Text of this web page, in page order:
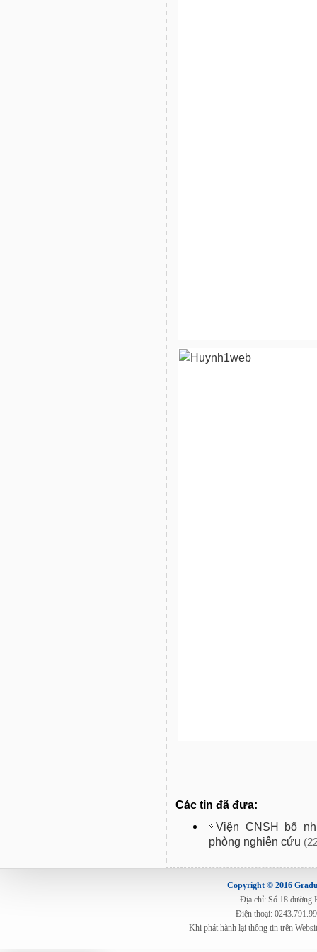
Các tin đã đưa:
Viện CNSH bổ
phòng nghiên cứu
Copyright © 2016
Địa chỉ: Số 18 đường
Điện thoại:
Khi phát hành lại thông tin trên